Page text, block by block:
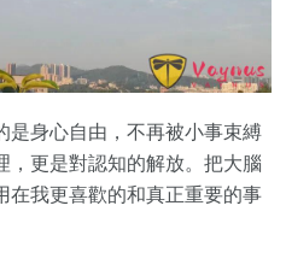
是身心自由，不再被小事束縛
，更是對認知的解放。把大腦
在我更喜歡的和真正重要的事